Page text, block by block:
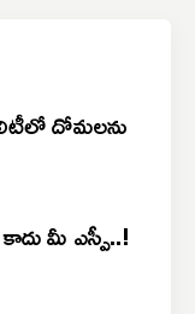
దోమలను
మీ ఎస్పీ..!